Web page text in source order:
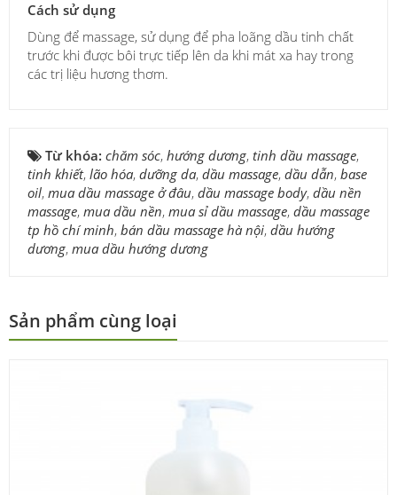
Cách sử dụng
Dùng để massage, sử dụng để pha loãng dầu tinh chất
trước khi được bôi trực tiếp lên da khi mát xa hay trong
các trị liệu hương thơm.
Từ khóa: chăm sóc, hướng dương, tinh dầu massage,
tinh khiết, lão hóa, dưỡng da, dầu massage, dầu dẫn, base
oil, mua dầu massage ở đâu, dầu massage body, dầu nền
massage, mua dầu nền, mua sỉ dầu massage, dầu massage
tp hồ chí minh, bán dầu massage hà nội, dầu hướng
dương, mua dầu hướng dương
Sản phẩm cùng loại